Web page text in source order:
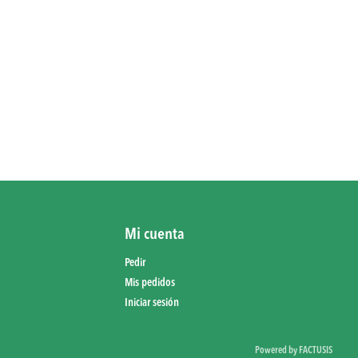
Mi cuenta
Pedir
Mis pedidos
Iniciar sesión
Powered by FACTUSIS